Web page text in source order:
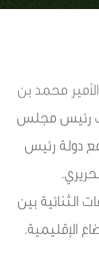
الأمير محمد بن
رئيس مجلس
مع دولة رئيس
الثنائية بين
الإقليمية.